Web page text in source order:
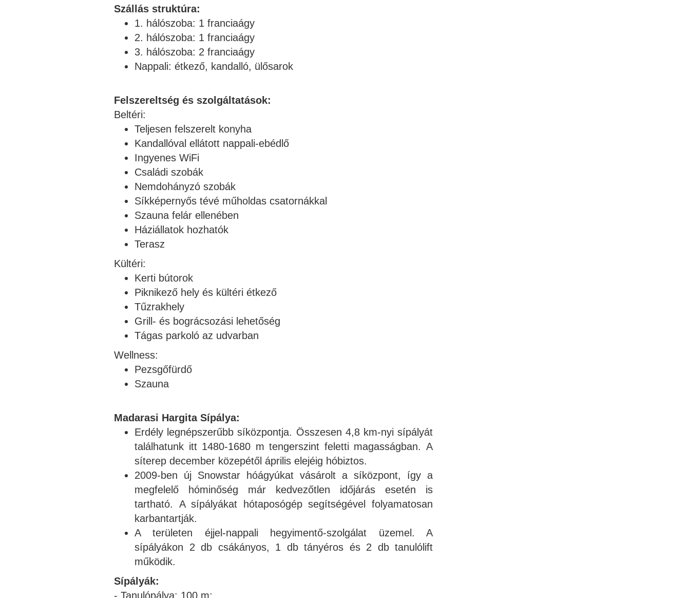
Szállás struktúra:
1. hálószoba: 1 franciaágy
2. hálószoba: 1 franciaágy
3. hálószoba: 2 franciaágy
Nappali: étkező, kandalló, ülősarok
Felszereltség és szolgáltatások:
Beltéri:
Teljesen felszerelt konyha
Kandallóval ellátott nappali-ebédlő
Ingyenes WiFi
Családi szobák
Nemdohányzó szobák
Síkképernyős tévé műholdas csatornákkal
Szauna felár ellenében
Háziállatok hozhatók
Terasz
Kültéri:
Kerti bútorok
Piknikező hely és kültéri étkező
Tűzrakhely
Grill- és bográcsozási lehetőség
Tágas parkoló az udvarban
Wellness:
Pezsgőfürdő
Szauna
Madarasi Hargita Sípálya:
Erdély legnépszerűbb síközpontja. Összesen 4,8 km-nyi sípályát
találhatunk itt 1480-1680 m tengerszint feletti magasságban. A
síterep december közepétől április elejéig hóbiztos.
2009-ben új Snowstar hóágyúkat vásárolt a síközpont, így a
megfelelő hóminőség már kedvezőtlen időjárás esetén is
tartható. A sípályákat hótaposógép segítségével folyamatosan
karbantartják.
A területen éjjel-nappali hegyimentő-szolgálat üzemel. A
sípályákon 2 db csákányos, 1 db tányéros és 2 db tanulólift
működik.
Sípályák:
- Tanulópálya: 100 m;